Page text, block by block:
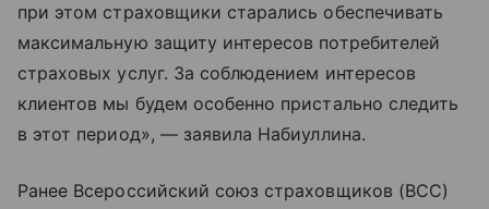
при этом страховщики старались обеспечивать
максимальную защиту интересов потребителей
страховых услуг. За соблюдением интересов
клиентов мы будем особенно пристально следить
в этот период», — заявила Набиуллина.
Ранее Всероссийский союз страховщиков (ВСС)